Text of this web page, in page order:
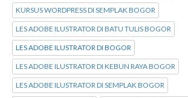
KURSUS WORDPRESS DI SEMPLAK BOGOR
LES ADOBE ILUSTRATOR DI BATU TULIS BOGOR
LES ADOBE ILUSTRATOR DI BOGOR
LES ADOBE ILUSTRATOR DI KEBUN RAYA BOGOR
LES ADOBE ILUSTRATOR DI SEMPLAK BOGOR